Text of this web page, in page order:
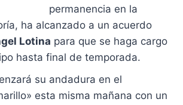
permanencia en la
ha alcanzado a un acuerdo
Lotina para que se haga cargo
hasta final de temporada.
su andadura en el
esta misma mañana con un